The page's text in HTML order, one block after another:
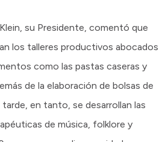
su Presidente, comentó que
los talleres productivos abocados
como las pastas caseras y
de la elaboración de bolsas de
en tanto, se desarrollan las
de música, folklore y